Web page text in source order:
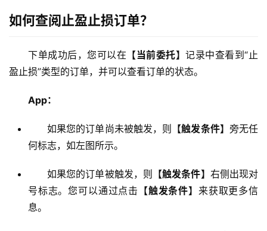
如何查阅止盈止损订单？
下单成功后，您可以在 【当前委托】记录中查看到“止
盈止损”类型的订单，并可以查看订单的状态。
App：
如果您的订单尚未被触发，则 【触发条件】 旁无任
何标志，如左图所示。
如果您的订单被触发，则 【触发条件】 右侧出现对
号标志。您可以通过点击 【触发条件】 来获取更多信
息。